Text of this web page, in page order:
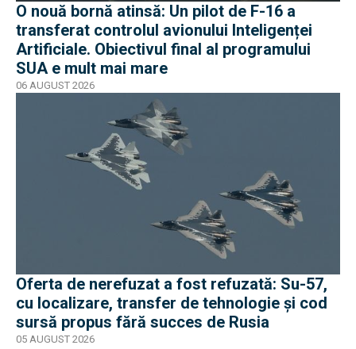
O nouă bornă atinsă: Un pilot de F-16 a
transferat controlul avionului Inteligenței
Artificiale. Obiectivul final al programului
SUA e mult mai mare
06 AUGUST 2026
Oferta de nerefuzat a fost refuzată: Su-57,
cu localizare, transfer de tehnologie și cod
sursă propus fără succes de Rusia
05 AUGUST 2026